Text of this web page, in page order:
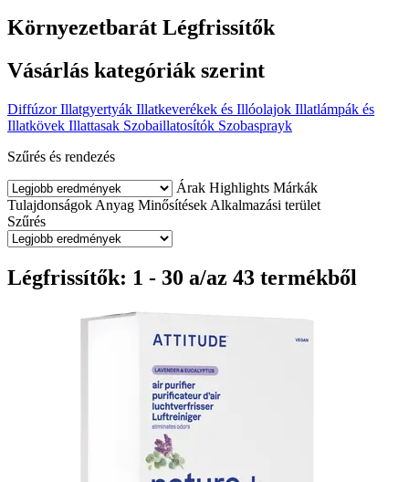
Környezetbarát Légfrissítők
Vásárlás kategóriák szerint
Diffúzor Illatgyertyák Illatkeverékek és Illóolajok Illatlámpák és
Illatkövek Illattasak Szobaillatosítók Szobasprayk
Szűrés és rendezés
Árak Highlights Márkák
Tulajdonságok Anyag Minősítések Alkalmazási terület
Szűrés
Légfrissítők: 1 - 30 a/az 43 termékből